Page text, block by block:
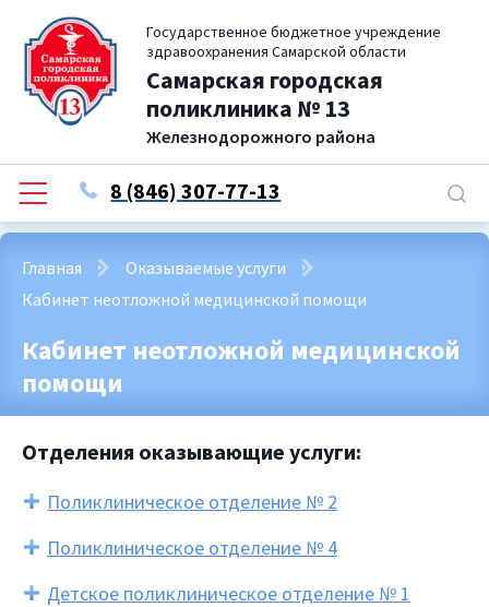
Государственное бюджетное учреждение
здравоохранения Самарской области
Самарская городская
поликлиника № 13
Железнодорожного района
8 (846) 307-77-13
Главная
Оказываемые услуги
Кабинет неотложной медицинской помощи
Кабинет неотложной медицинской
помощи
Отделения оказывающие услуги:
Поликлиническое отделение № 2
Поликлиническое отделение № 4
Детское поликлиническое отделение № 1